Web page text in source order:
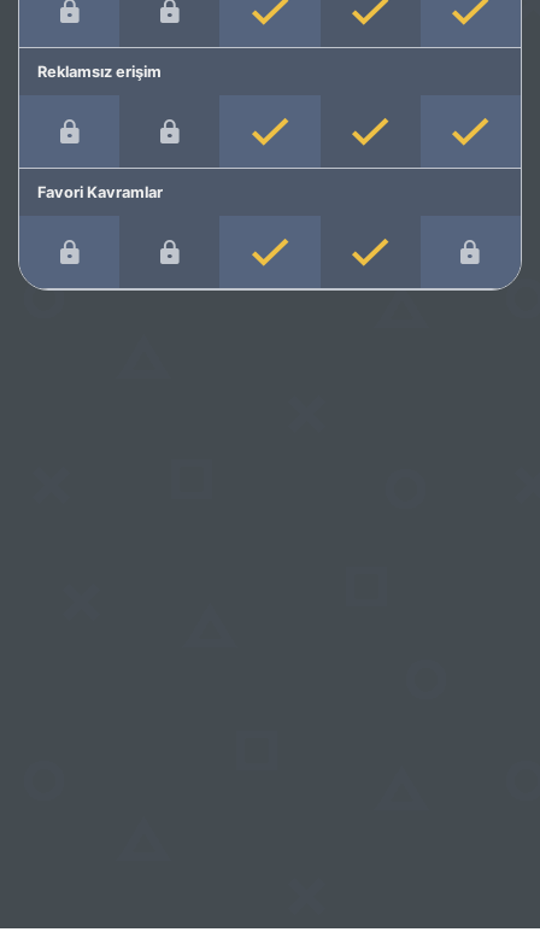
Reklamsız erişim
Favori Kavramlar